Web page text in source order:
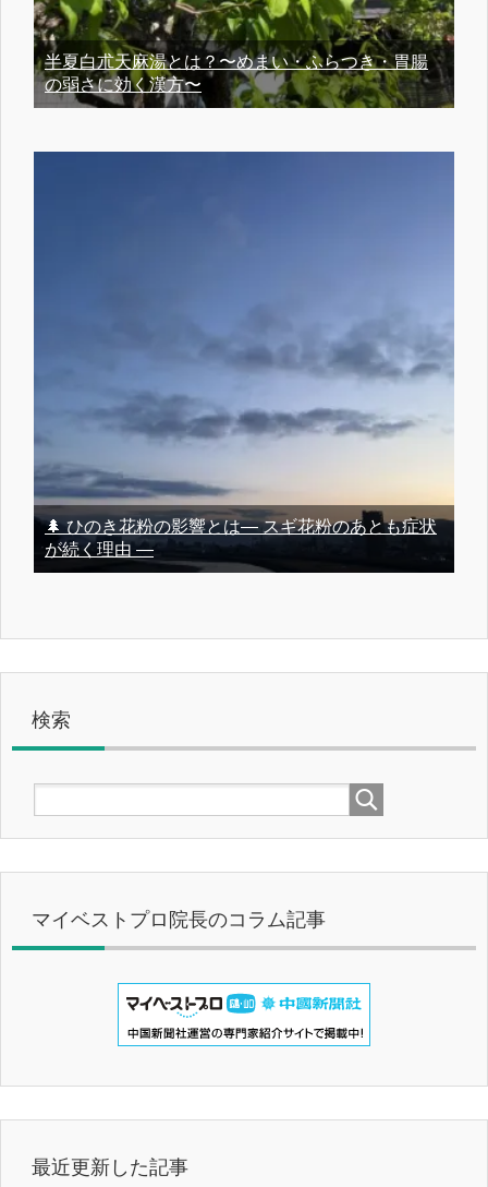
半夏白朮天麻湯とは？〜めまい・ふらつき・胃腸
の弱さに効く漢方〜
🌲 ひのき花粉の影響とは― スギ花粉のあとも症状
が続く理由 ―
検索
マイベストプロ院長のコラム記事
最近更新した記事